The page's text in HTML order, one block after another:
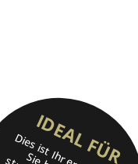
IDEAL FÜR